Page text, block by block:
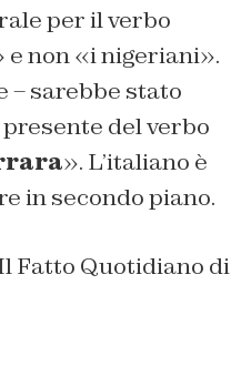
per il verbo
e non «i nigeriani».
– sarebbe stato
del verbo
». L’italiano è
in secondo piano.
Fatto Quotidiano di